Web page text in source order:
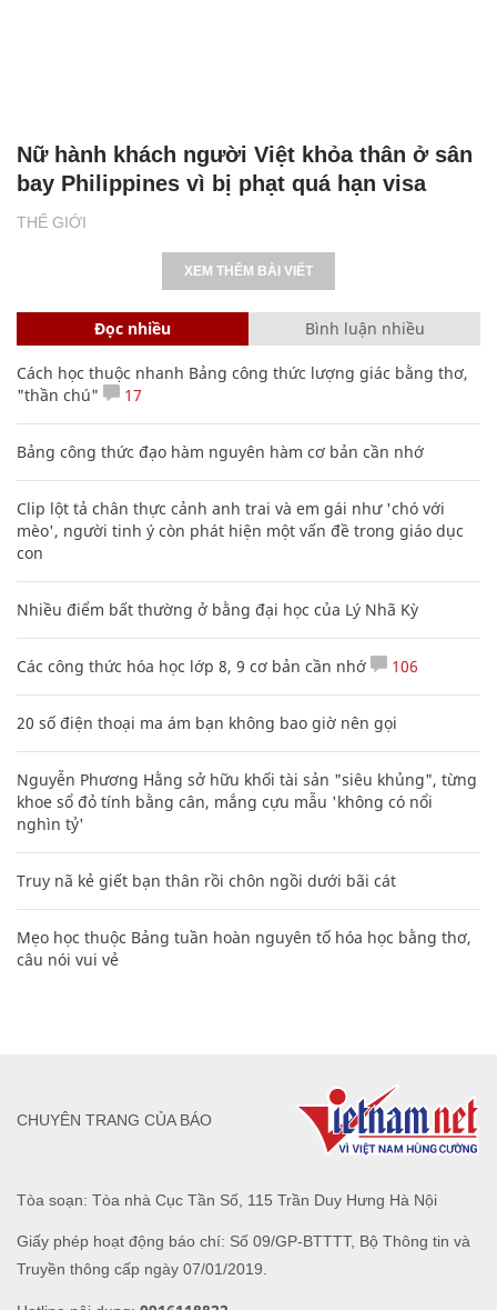
THẾ GIỚI
Nữ hành khách người Việt khỏa thân ở sân
bay Philippines vì bị phạt quá hạn visa
XEM THÊM BÀI VIẾT
Đọc nhiều Bình luận nhiều
Cách học thuộc nhanh Bảng công thức lượng giác bằng thơ,
"thần chú"
17
Bảng công thức đạo hàm nguyên hàm cơ bản cần nhớ
Clip lột tả chân thực cảnh anh trai và em gái như 'chó với
mèo', người tinh ý còn phát hiện một vấn đề trong giáo dục
con
Nhiều điểm bất thường ở bằng đại học của Lý Nhã Kỳ
Các công thức hóa học lớp 8, 9 cơ bản cần nhớ 106
20 số điện thoại ma ám bạn không bao giờ nên gọi
Nguyễn Phương Hằng sở hữu khối tài sản "siêu khủng", từng
khoe sổ đỏ tính bằng cân, mắng cựu mẫu 'không có nổi
nghìn tỷ'
Truy nã kẻ giết bạn thân rồi chôn ngồi dưới bãi cát
Mẹo học thuộc Bảng tuần hoàn nguyên tố hóa học bằng thơ,
câu nói vui vẻ
Tòa soạn: Tòa nhà Cục Tần Số, 115 Trần Duy Hưng Hà Nội
Giấy phép hoạt động báo chí: Số 09/GP-BTTTT, Bộ Thông tin và
Truyền thông cấp ngày 07/01/2019.
CHUYÊN TRANG CỦA BÁO